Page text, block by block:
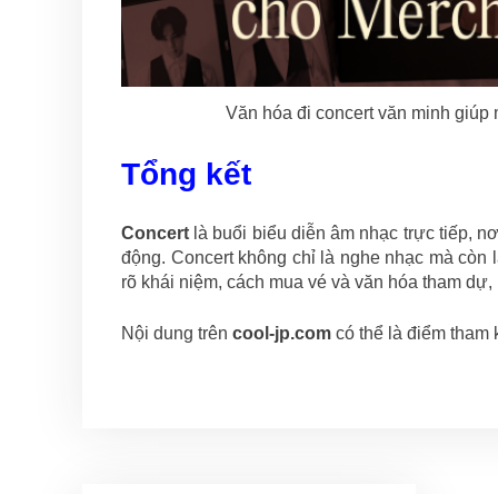
Văn hóa đi concert văn minh
Tổng kết
Concert là buổi biểu diễn âm nhạc trực tiếp,
động. Concert không chỉ là nghe nhạc mà
rõ khái niệm, cách mua vé và văn hóa tham
Nội dung trên cool-jp.com có thể là điểm